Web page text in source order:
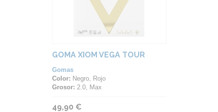
GOMA XIOM VEGA TOUR
Gomas
Color: Negro, Rojo
Grosor: 2.0, Max
49,90 €